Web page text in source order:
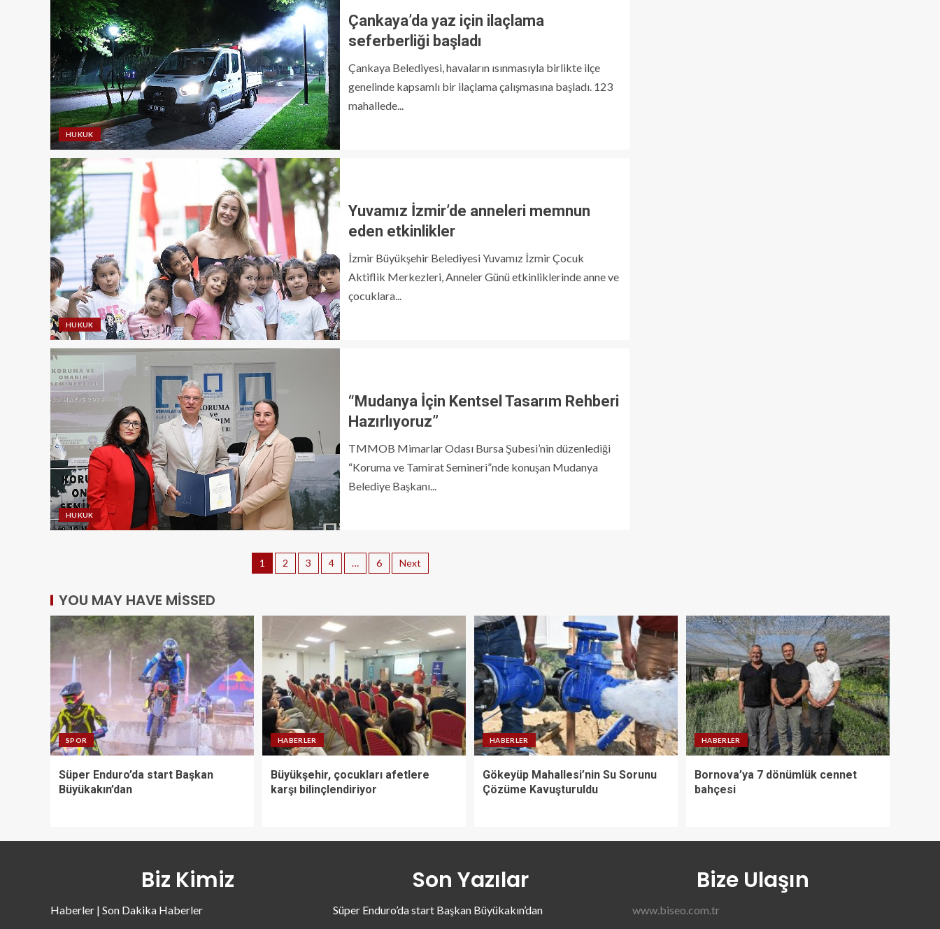
HUKUK
Çankaya’da yaz için ilaçlama
seferberliği başladı
Çankaya Belediyesi, havaların ısınmasıyla birlikte ilçe
genelinde kapsamlı bir ilaçlama çalışmasına başladı. 123
mahallede...
HUKUK
Yuvamız İzmir’de anneleri memnun
eden etkinlikler
İzmir Büyükşehir Belediyesi Yuvamız İzmir Çocuk
Aktiflik Merkezleri, Anneler Günü etkinliklerinde anne ve
çocuklara...
HUKUK
“Mudanya İçin Kentsel Tasarım Rehberi
Hazırlıyoruz”
TMMOB Mimarlar Odası Bursa Şubesi’nin düzenlediği
“Koruma ve Tamirat Semineri”nde konuşan Mudanya
Belediye Başkanı...
1 2 3 4 … 6 Next
YOU MAY HAVE MISSED
SPOR
Süper Enduro’da start Başkan
Büyükakın’dan
HABERLER
Büyükşehir, çocukları afetlere
karşı bilinçlendiriyor
HABERLER
Gökeyüp Mahallesi’nin Su Sorunu
Çözüme Kavuşturuldu
HABERLER
Bornova’ya 7 dönümlük cennet
bahçesi
Biz Kimiz
Haberler | Son Dakika Haberler
Son Yazılar
Süper Enduro’da start Başkan Büyükakın’dan
Bize Ulaşın
www.biseo.com.tr